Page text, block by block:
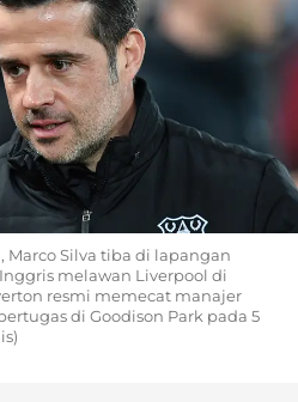
Marco Silva tiba di lapangan
melawan Liverpool di
resmi memecat manajer
di Goodison Park pada 5